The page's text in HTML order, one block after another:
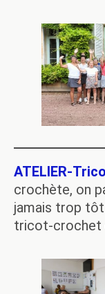
ATELIER-
crochète, on
jamais trop tôt
tricot-crochet